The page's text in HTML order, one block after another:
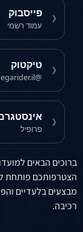
ברוכים הבאים
הצטרפותכם פותחת
מבצעים בלעדיים
רכיבה.
❮ פייסבוק
עמוד רשמי
❮ טיקטוק
@megarider.il
❮
פרופיל